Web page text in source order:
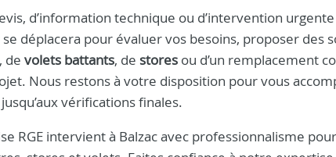
d’information technique ou d’intervention urgente
déplacera pour évaluer vos besoins, proposer des
, de volets battants, de stores ou d’un remplacement
Nous restons à votre disposition pour vous
vérifications finales.
RGE intervient à Balzac avec professionnalisme